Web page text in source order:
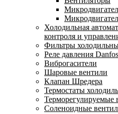
Холодильная
контроля и
Фильтры
Реле давления
Виброгасители
Шаровые вентили
Клапан Шредера
Термостаты
Терморегулируемые
Соленоидные